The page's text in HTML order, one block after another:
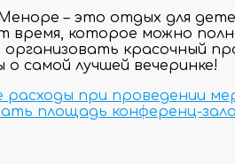
– это отдых для
время, которое можно
красочный
самой лучшей вечеринке!
при проведении
площадь конференц-